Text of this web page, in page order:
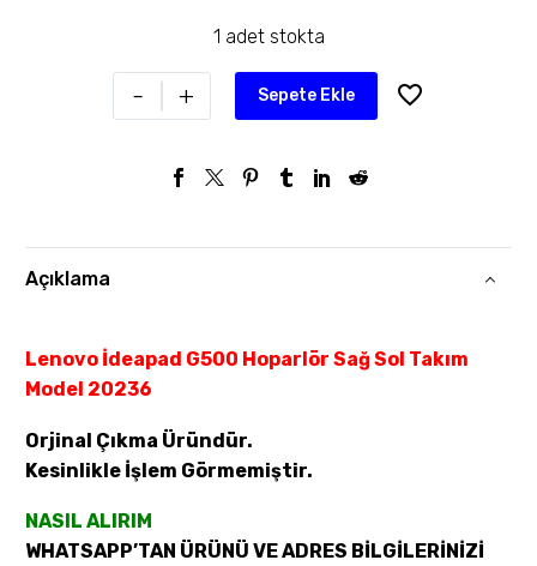
1 adet stokta
- + Sepete Ekle
Açıklama
Lenovo İdeapad G500 Hoparlör Sağ Sol Takım
Model 20236
Orjinal Çıkma Üründür.
Kesinlikle İşlem Görmemiştir.
NASIL ALIRIM
WHATSAPP’TAN ÜRÜNÜ VE ADRES BİLGİLERİNİZİ